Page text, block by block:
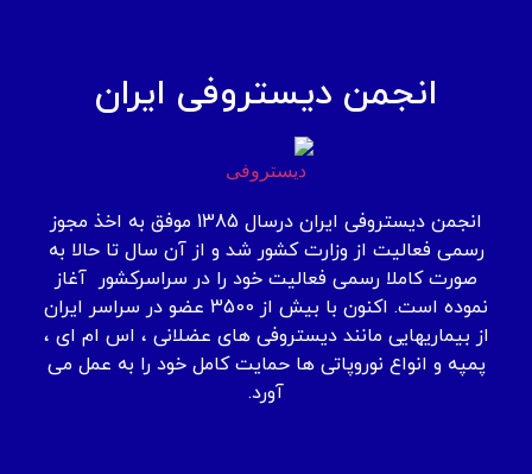
انجمن دیستروفی ایران
انجمن دیستروفی ایران درسال 1385 موفق به اخذ مجوز
رسمی فعالیت از وزارت کشور شد و از آن سال تا حالا به
صورت کاملا رسمی فعالیت خود را در سراسرکشور آغاز
نموده است. اکنون با بیش از 3500 عضو در سراسر ایران
از بیماریهایی مانند دیستروفی های عضلانی ، اس ام ای ،
پمپه و انواع نوروپاتی ها حمایت کامل خود را به عمل می
آورد.